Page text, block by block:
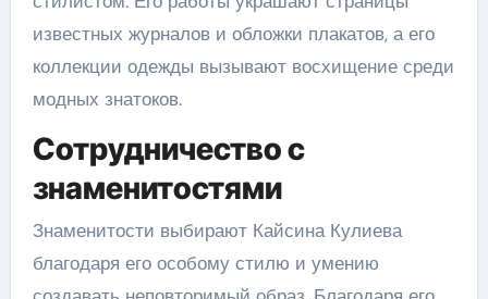
известных журналов и обложки плакатов, а его
коллекции одежды вызывают восхищение среди
модных знатоков.
Сотрудничество с
знаменитостями
Знаменитости выбирают Кайсина Кулиева
благодаря его особому стилю и умению